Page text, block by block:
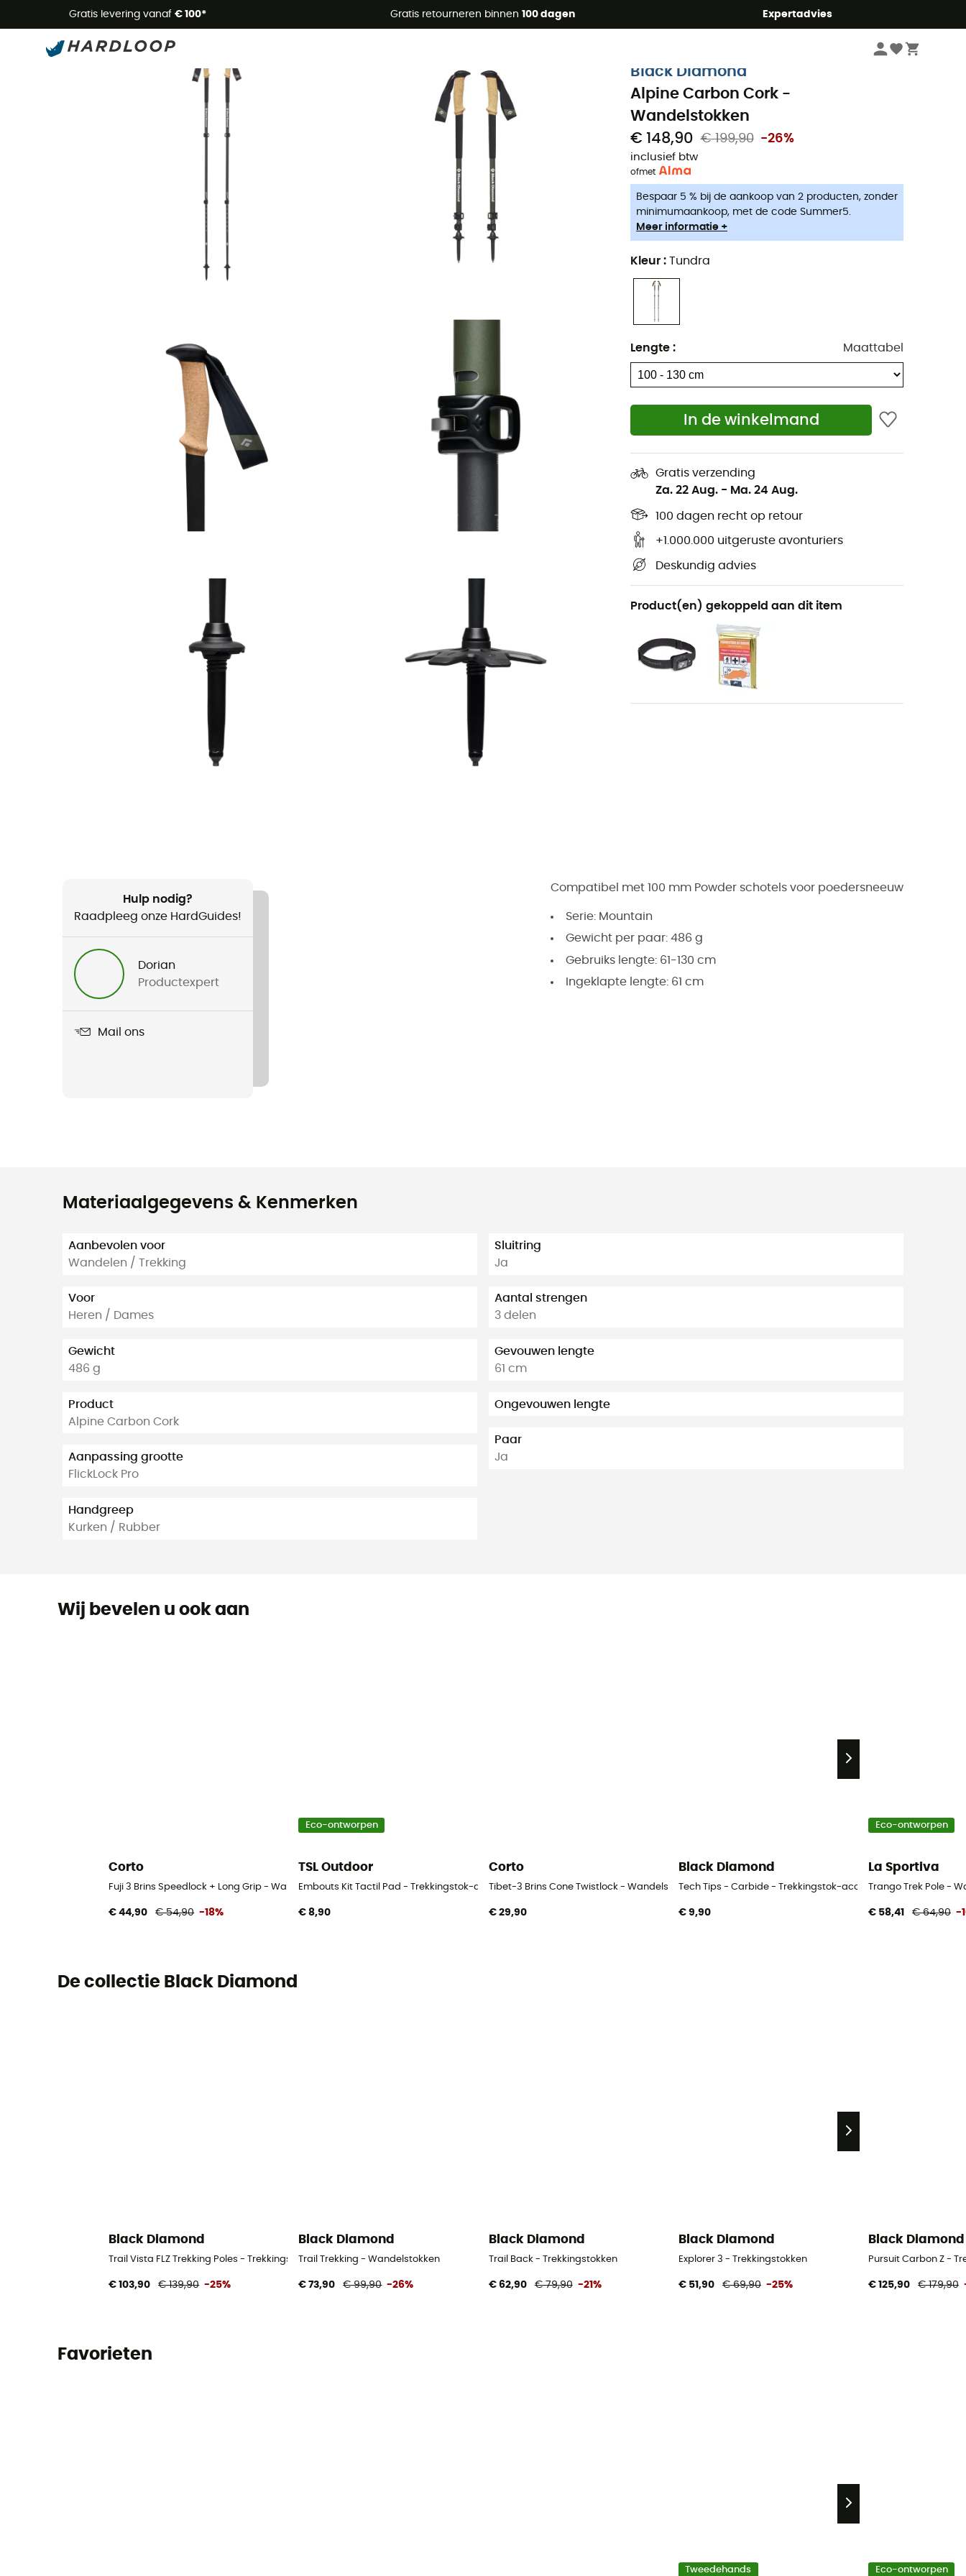
Gratis levering vanaf € 100* Gratis retourneren binnen 100 dagen Expertadvies
Zomeraanbiedingen 🔥 -5% EXTRA vanaf 2 producten* met code Summer5
Black Diamond
Alpine Carbon Cork -
Wandelstokken
€ 148,90 € 199,90 -26%
inclusief btw
ofmet
Bespaar 5 % bij de aankoop van 2 producten, zonder
minimumaankoop, met de code Summer5.
Meer informatie +
Kleur : Tundra
Lengte : Maattabel
In de winkelmand
Gratis verzending
Za. 22 Aug. - Ma. 24 Aug.
100 dagen recht op retour
+1.000.000 uitgeruste avonturiers
Deskundig advies
Product(en) gekoppeld aan dit item
Hulp nodig?
Raadpleeg onze HardGuides!
Dorian
Productexpert
Mail ons
Compatibel met 100 mm Powder schotels voor poedersneeuw
Serie: Mountain
Gewicht per paar: 486 g
Gebruiks lengte: 61-130 cm
Ingeklapte lengte: 61 cm
Materiaalgegevens & Kenmerken
Aanbevolen voor
Wandelen / Trekking
Voor
Heren / Dames
Gewicht
486 g
Product
Alpine Carbon Cork
Aanpassing grootte
FlickLock Pro
Handgreep
Kurken / Rubber
Sluitring
Ja
Aantal strengen
3 delen
Gevouwen lengte
61 cm
Ongevouwen lengte
Paar
Ja
Wij bevelen u ook aan
Corto
Fuji 3 Brins Speedlock + Long Grip - Wandelstokken
€ 44,90 € 54,90 -18%
Eco-ontworpen
TSL Outdoor
Embouts Kit Tactil Pad - Trekkingstok-accessoire
€ 8,90
Corto
Tibet-3 Brins Cone Twistlock - Wandelstokken
€ 29,90
Black Diamond
Tech Tips - Carbide - Trekkingstok-accessoire
€ 9,90
Eco-ontworpen
La Sportiva
Trango Trek Pole -
€ 58,41 € 64,90 -
De collectie Black Diamond
Black Diamond
Trail Vista FLZ Trekking Poles - Trekkingstokken
€ 103,90 € 139,90 -25%
Black Diamond
Trail Trekking - Wandelstokken
€ 73,90 € 99,90 -26%
Black Diamond
Trail Back - Trekkingstokken
€ 62,90 € 79,90 -21%
Black Diamond
Explorer 3 - Trekkingstokken
€ 51,90 € 69,90 -25%
Black Diamond
Pursuit Carbon Z -
€ 125,90 € 179,90
Favorieten
Tweedehands Eco-ontworpen